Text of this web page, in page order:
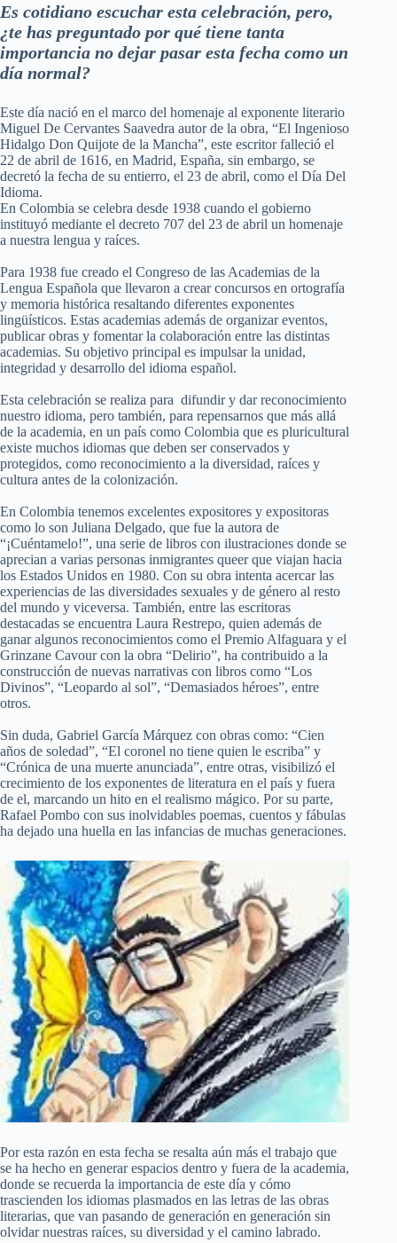
Es cotidiano escuchar esta celebración, pero,
¿te has preguntado por qué tiene tanta
importancia no dejar pasar esta fecha como un
día normal?
Este día nació en el marco del homenaje al exponente literario
Miguel De Cervantes Saavedra autor de la obra, “El Ingenioso
Hidalgo Don Quijote de la Mancha”, este escritor falleció el
22 de abril de 1616, en Madrid, España, sin embargo, se
decretó la fecha de su entierro, el 23 de abril, como el Día Del
Idioma.
En Colombia se celebra desde 1938 cuando el gobierno
instituyó mediante el decreto 707 del 23 de abril un homenaje
a nuestra lengua y raíces.
Para 1938 fue creado el Congreso de las Academias de la
Lengua Española que llevaron a crear concursos en ortografía
y memoria histórica resaltando diferentes exponentes
lingüísticos. Estas academias además de organizar eventos,
publicar obras y fomentar la colaboración entre las distintas
academias. Su objetivo principal es impulsar la unidad,
integridad y desarrollo del idioma español.
Esta celebración se realiza para difundir y dar reconocimiento
nuestro idioma, pero también, para repensarnos que más allá
de la academia, en un país como Colombia que es pluricultural
existe muchos idiomas que deben ser conservados y
protegidos, como reconocimiento a la diversidad, raíces y
cultura antes de la colonización.
En Colombia tenemos excelentes expositores y expositoras
como lo son Juliana Delgado, que fue la autora de
“¡Cuéntamelo!”, una serie de libros con ilustraciones donde se
aprecian a varias personas inmigrantes queer que viajan hacia
los Estados Unidos en 1980. Con su obra intenta acercar las
experiencias de las diversidades sexuales y de género al resto
del mundo y viceversa. También, entre las escritoras
destacadas se encuentra Laura Restrepo, quien además de
ganar algunos reconocimientos como el Premio Alfaguara y el
Grinzane Cavour con la obra “Delirio”, ha contribuido a la
construcción de nuevas narrativas con libros como “Los
Divinos”, “Leopardo al sol”, “Demasiados héroes”, entre
otros.
Sin duda, Gabriel García Márquez con obras como: “Cien
años de soledad”, “El coronel no tiene quien le escriba” y
“Crónica de una muerte anunciada”, entre otras, visibilizó el
crecimiento de los exponentes de literatura en el país y fuera
de el, marcando un hito en el realismo mágico. Por su parte,
Rafael Pombo con sus inolvidables poemas, cuentos y fábulas
ha dejado una huella en las infancias de muchas generaciones.
Por esta razón en esta fecha se resalta aún más el trabajo que
se ha hecho en generar espacios dentro y fuera de la academia,
donde se recuerda la importancia de este día y cómo
trascienden los idiomas plasmados en las letras de las obras
literarias, que van pasando de generación en generación sin
olvidar nuestras raíces, su diversidad y el camino labrado.